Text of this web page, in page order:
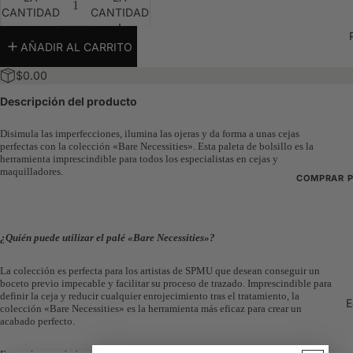
La caja
COMPRAR
Paquetes
La caja
CANTIDAD
CANTIDAD
AÑADIR AL CARRITO
$0.00
Descripción del producto
Disimula las imperfecciones, ilumina las ojeras y da forma a unas cejas
perfectas con la colección «Bare Necessities». Esta paleta de bolsillo es la
herramienta imprescindible para todos los especialistas en cejas y
maquilladores.
¿Quién puede utilizar el palé «Bare Necessities»?
La colección es perfecta para los artistas de SPMU que desean conseguir un
boceto previo impecable y facilitar su proceso de trazado. Imprescindible para
definir la ceja y reducir cualquier enrojecimiento tras el tratamiento, la
colección «Bare Necessities» es la herramienta más eficaz para crear un
acabado perfecto.